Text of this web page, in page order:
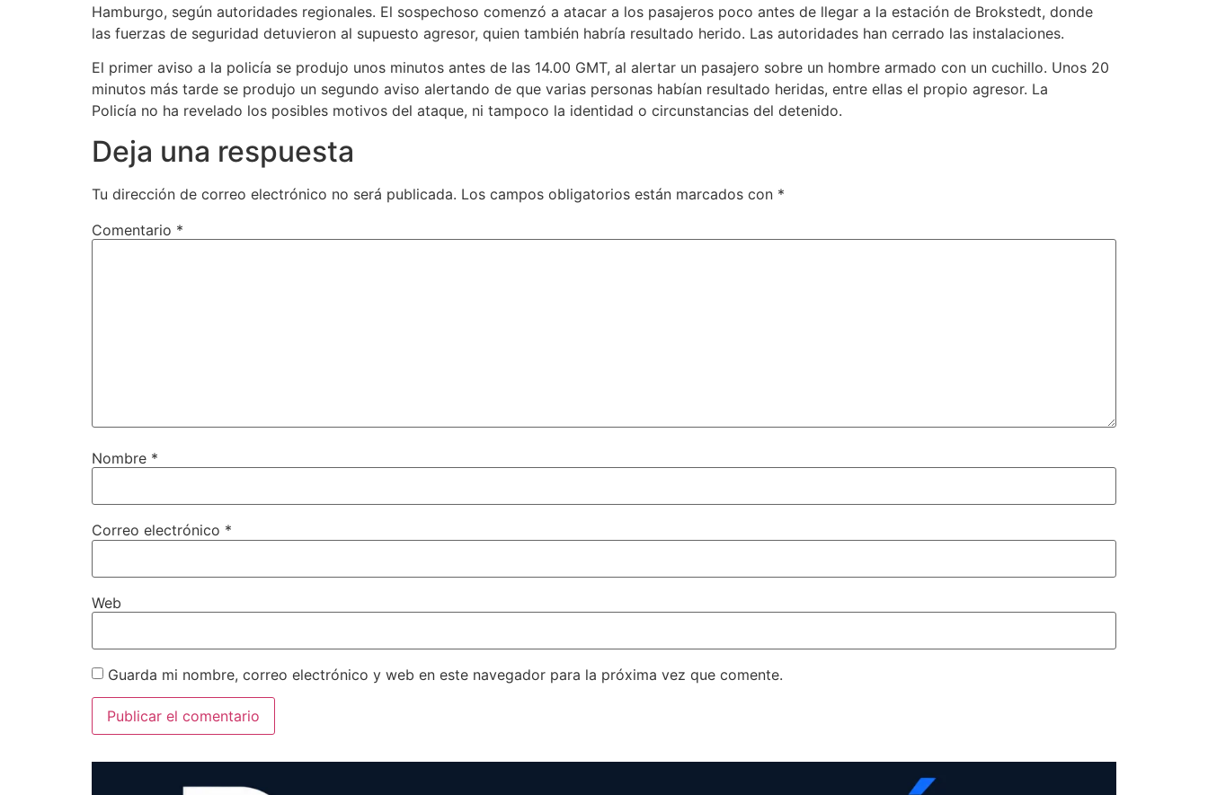
Hamburgo, según autoridades regionales. El sospechoso comenzó a atacar a los pasajeros poco antes de llegar a la estación de Brokstedt, donde
las fuerzas de seguridad detuvieron al supuesto agresor, quien también habría resultado herido. Las autoridades han cerrado las instalaciones.
El primer aviso a la policía se produjo unos minutos antes de las 14.00 GMT, al alertar un pasajero sobre un hombre armado con un cuchillo. Unos 20
minutos más tarde se produjo un segundo aviso alertando de que varias personas habían resultado heridas, entre ellas el propio agresor. La
Policía no ha revelado los posibles motivos del ataque, ni tampoco la identidad o circunstancias del detenido.
Deja una respuesta
Tu dirección de correo electrónico no será publicada. Los campos obligatorios están marcados con *
Comentario *
Nombre *
Correo electrónico *
Web
Guarda mi nombre, correo electrónico y web en este navegador para la próxima vez que comente.